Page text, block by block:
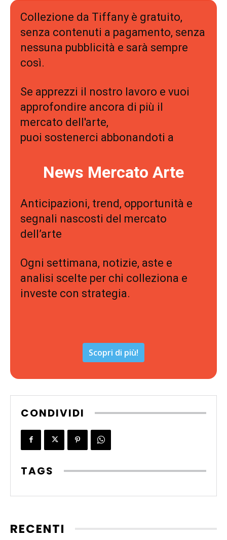
Collezione da Tiffany è gratuito,
senza contenuti a pagamento, senza
nessuna pubblicità e sarà sempre
così.
Se apprezzi il nostro lavoro e vuoi
approfondire ancora di più il
mercato dell'arte,
puoi sostenerci abbonandoti a
News Mercato Arte
Anticipazioni, trend, opportunità e
segnali nascosti del mercato
dell’arte
Ogni settimana, notizie, aste e
analisi scelte per chi colleziona e
investe con strategia.
Scopri di più!
CONDIVIDI
TAGS
RECENTI